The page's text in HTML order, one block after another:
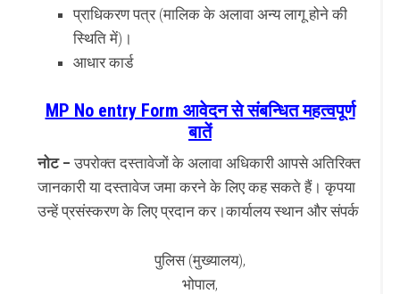
प्राधिकरण पत्र (मालिक के अलावा अन्य लागू होने की
स्थिति में)।
आधार कार्ड
MP No entry Form आवेदन से संबन्धित महत्वपूर्ण
बातें
नोट – उपरोक्त दस्तावेजों के अलावा अधिकारी आपसे अतिरिक्त
जानकारी या दस्तावेज जमा करने के लिए कह सकते हैं। कृपया
उन्हें प्रसंस्करण के लिए प्रदान कर।कार्यालय स्थान और संपर्क
पुलिस (मुख्यालय),
भोपाल,